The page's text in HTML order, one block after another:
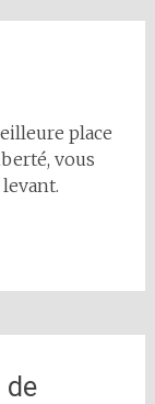
place
vous
de